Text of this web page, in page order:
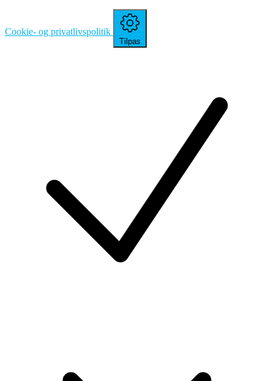
Cookie- og privatlivspolitik
Tilpas